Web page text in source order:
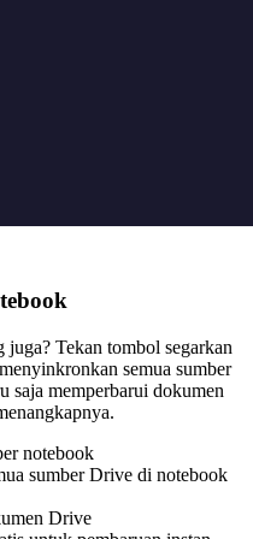
juga? Tekan tombol segarkan
semua sumber
saja memperbarui dokumen
notebook
sumber Drive di notebook
Drive